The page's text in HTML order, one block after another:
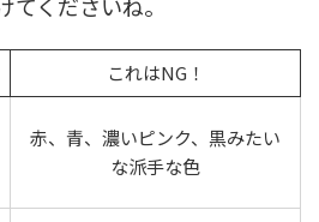
これはNG！
赤、青、濃いピンク、黒みたい
な派手な色